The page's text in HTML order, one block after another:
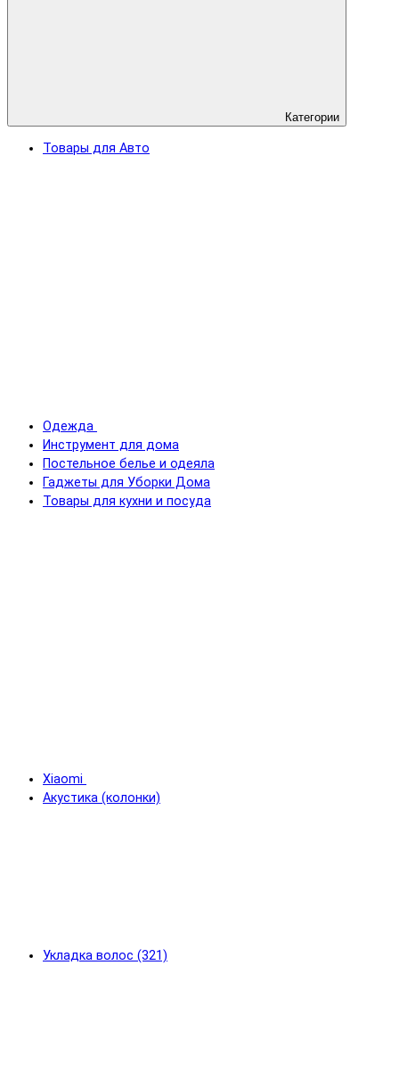
Категории
Товары для Авто
Одежда
Инструмент для дома
Постельное белье и одеяла
Гаджеты для Уборки Дома
Товары для кухни и посуда
Xiaomi
Акустика (колонки)
Укладка волос (321)